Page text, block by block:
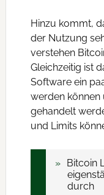
Hinzu kommt,
der Nutzung
verstehen
Gleichzeitig ist
Software ein
werden
gehandelt
und Limits
Bitcoin
durch